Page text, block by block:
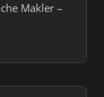
Makler –